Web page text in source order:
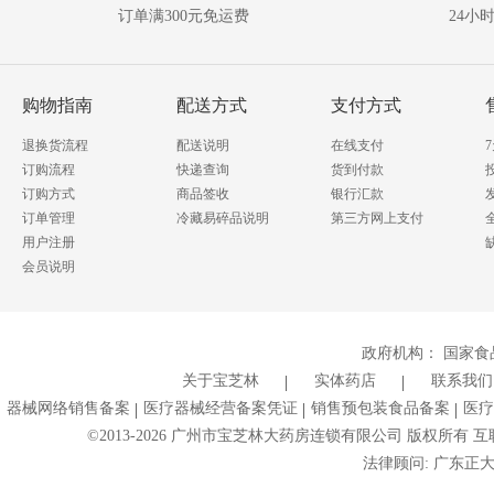
我要提问
订单满300元免运费 24小
购物指南
退换货流程
订购流程
订购方式
订单管理
用户注册
会员说明
配送方式
配送说明
快递查询
商品签收
冷藏易碎品说明
支付方式
在线支付
货到付款
银行汇款
第三方网上支付
政府机构：
国家
关于宝芝林
实体药店
联系我们
器械网络销售备案
医疗器械经营备案凭证 销售预包装食品备案
医
©2013-2026广州市宝芝林大药房连锁有限公司 版权所有
法律顾问: 广东正